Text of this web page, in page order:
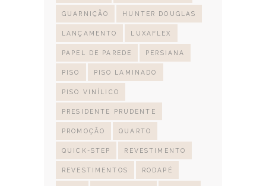
GUARNIÇÃO HUNTER DOUGLAS
LANÇAMENTO LUXAFLEX
PAPEL DE PAREDE PERSIANA
PISO PISO LAMINADO
PISO VINÍLICO
PRESIDENTE PRUDENTE
PROMOÇÃO QUARTO
QUICK-STEP REVESTIMENTO
REVESTIMENTOS RODAPÉ